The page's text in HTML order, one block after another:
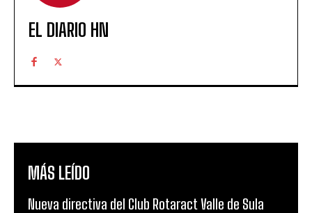
EL DIARIO HN
MÁS LEÍDO
Nueva directiva del Club Rotaract Valle de Sula